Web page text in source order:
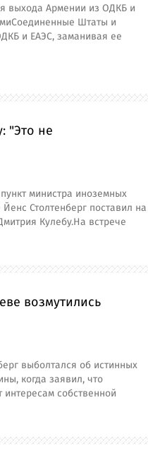
выхода Армении из ОДКБ и
Штаты и
и ЕАЭС, заманивая ее
"Это не
министра иноземных
Столтенберг поставил на
Кулебу.На встрече
возмутились
выболтался об истинных
когда заявил, что
собственной